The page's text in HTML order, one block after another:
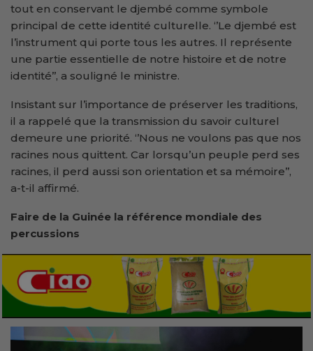
tout en conservant le djembé comme symbole
principal de cette identité culturelle. ‘’Le djembé est
l’instrument qui porte tous les autres. Il représente
une partie essentielle de notre histoire et de notre
identité’’, a souligné le ministre.
Insistant sur l’importance de préserver les traditions,
il a rappelé que la transmission du savoir culturel
demeure une priorité. ‘’Nous ne voulons pas que nos
racines nous quittent. Car lorsqu’un peuple perd ses
racines, il perd aussi son orientation et sa mémoire’’,
a-t-il affirmé.
Faire de la Guinée la référence mondiale des
percussions